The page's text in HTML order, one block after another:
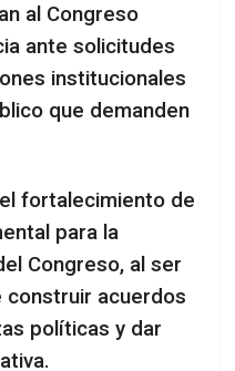
al Congreso
ante solicitudes
institucionales
que demanden
fortalecimiento de
para la
Congreso, al ser
construir acuerdos
políticas y dar